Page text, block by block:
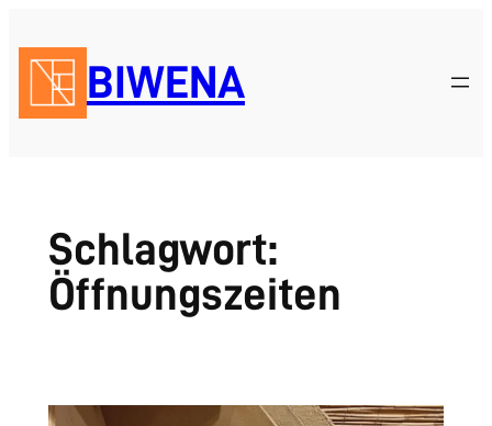
Inhalt
springen
BIWENA
Schlagwort:
Öffnungszeiten